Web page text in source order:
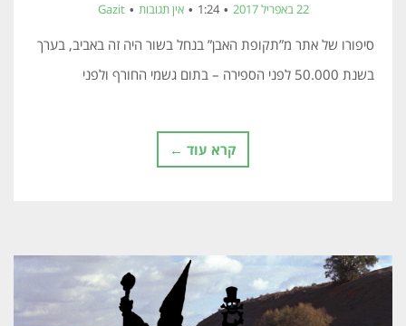
22 באפריל 2017 1:24 אין תגובות Gazit
סיפורו של אתר מ”תקופת האבן” בנחל בשור היה זה באביב, בערך
בשנת 50.000 לפני הספירה – בתום גשמי החורף ולפני
קרא עוד ←